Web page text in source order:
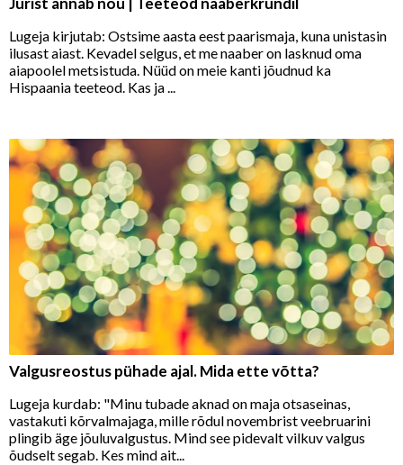
Lugeja kirjutab: Ostsime aasta eest paarismaja, kuna unistasin
ilusast aiast. Kevadel selgus, et me naaber on lasknud oma
aiapoolel metsistuda. Nüüd on meie kanti jõudnud ka
Hispaania teeteod. Kas ja ...
Valgusreostus pühade ajal. Mida ette võtta?
Lugeja kurdab: "Minu tubade aknad on maja otsaseinas,
vastakuti kõrvalmajaga, mille rõdul novembrist veebruarini
plingib äge jõuluvalgustus. Mind see pidevalt vilkuv valgus
õudselt segab. Kes mind ait...